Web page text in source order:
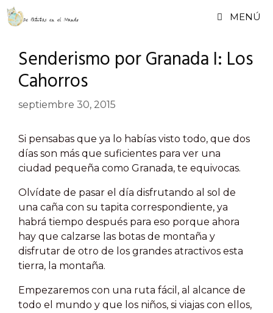
Saltar
MENÚ
Senderismo por Granada I: Los
Cahorros
septiembre 30, 2015
Si pensabas que ya lo habías visto todo, que dos
días son más que suficientes para ver una
ciudad pequeña como Granada, te equivocas.
Olvídate de pasar el día disfrutando al sol de
una caña con su tapita correspondiente, ya
habrá tiempo después para eso porque ahora
hay que calzarse las botas de montaña y
disfrutar de otro de los grandes atractivos esta
tierra, la montaña.
Empezaremos con una ruta fácil, al alcance de
todo el mundo y que los niños, si viajas con ellos,